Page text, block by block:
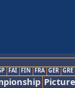
FAI FIN FRA GER GRE